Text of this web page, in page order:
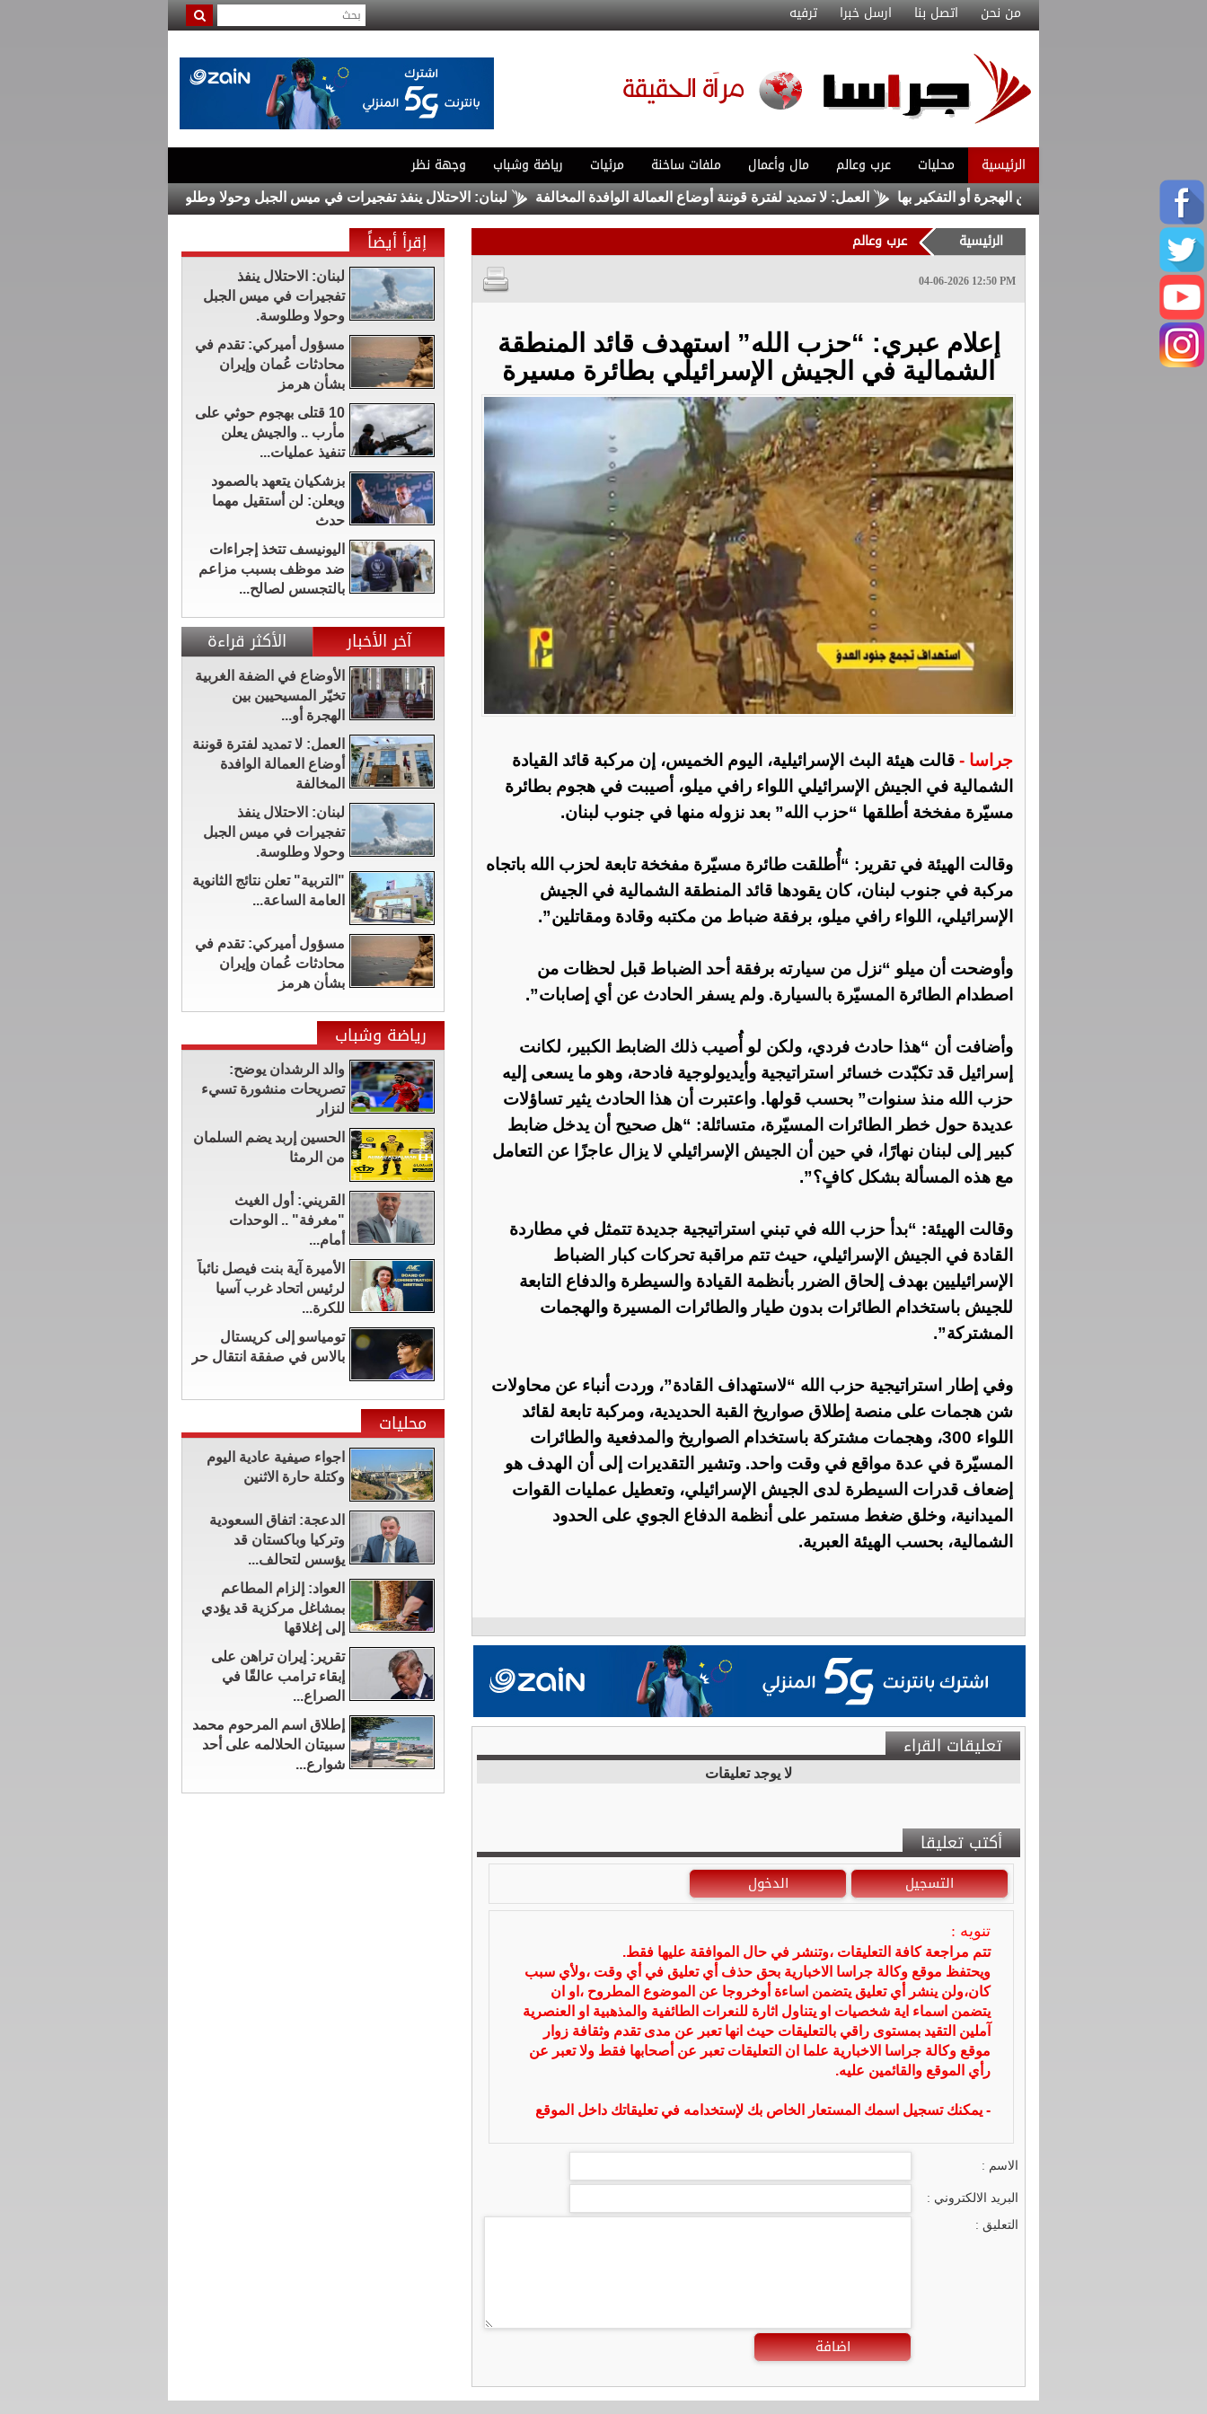
من نحن اتصل بنا ارسل خبرا ترفيه
الرئيسية محليات عرب وعالم مال وأعمال ملفات ساخنة مرئيات رياضة وشباب وجهة نظر
تخيّر المسيحيين بين الهجرة أو التفكير بها العمل: لا تمديد لفترة قوننة أوضاع العمالة الوافدة المخالفة لبنان: الاحتلال ينفذ تفجيرات في ميس الجبل وحولا وطلوسة. "التربية" تعلن نتائج الثانوية
الرئيسية عرب وعالم
04-06-2026 12:50 PM
إعلام عبري: “حزب الله” استهدف قائد المنطقة
الشمالية في الجيش الإسرائيلي بطائرة مسيرة
جراسا - قالت هيئة البث الإسرائيلية، اليوم الخميس، إن مركبة قائد القيادة
الشمالية في الجيش الإسرائيلي اللواء رافي ميلو، أصيبت في هجوم بطائرة
مسيّرة مفخخة أطلقها “حزب الله” بعد نزوله منها في جنوب لبنان.
وقالت الهيئة في تقرير: “أُطلقت طائرة مسيّرة مفخخة تابعة لحزب الله باتجاه
مركبة في جنوب لبنان، كان يقودها قائد المنطقة الشمالية في الجيش
الإسرائيلي، اللواء رافي ميلو، برفقة ضباط من مكتبه وقادة ومقاتلين”.
وأوضحت أن ميلو “نزل من سيارته برفقة أحد الضباط قبل لحظات من
اصطدام الطائرة المسيّرة بالسيارة. ولم يسفر الحادث عن أي إصابات”.
وأضافت أن “هذا حادث فردي، ولكن لو أُصيب ذلك الضابط الكبير، لكانت
إسرائيل قد تكبّدت خسائر استراتيجية وأيديولوجية فادحة، وهو ما يسعى إليه
حزب الله منذ سنوات” بحسب قولها. واعتبرت أن هذا الحادث يثير تساؤلات
عديدة حول خطر الطائرات المسيّرة، متسائلة: “هل صحيح أن يدخل ضابط
كبير إلى لبنان نهارًا، في حين أن الجيش الإسرائيلي لا يزال عاجزًا عن التعامل
مع هذه المسألة بشكل كافٍ؟”.
وقالت الهيئة: “بدأ حزب الله في تبني استراتيجية جديدة تتمثل في مطاردة
القادة في الجيش الإسرائيلي، حيث تتم مراقبة تحركات كبار الضباط
الإسرائيليين بهدف إلحاق الضرر بأنظمة القيادة والسيطرة والدفاع التابعة
للجيش باستخدام الطائرات بدون طيار والطائرات المسيرة والهجمات
المشتركة”.
وفي إطار استراتيجية حزب الله “لاستهداف القادة”، وردت أنباء عن محاولات
شن هجمات على منصة إطلاق صواريخ القبة الحديدية، ومركبة تابعة لقائد
اللواء 300، وهجمات مشتركة باستخدام الصواريخ والمدفعية والطائرات
المسيّرة في عدة مواقع في وقت واحد. وتشير التقديرات إلى أن الهدف هو
إضعاف قدرات السيطرة لدى الجيش الإسرائيلي، وتعطيل عمليات القوات
الميدانية، وخلق ضغط مستمر على أنظمة الدفاع الجوي على الحدود
الشمالية، بحسب الهيئة العبرية.
تعليقات القراء
لا يوجد تعليقات
أكتب تعليقا
التسجيل الدخول
تنويه :
تتم مراجعة كافة التعليقات ،وتنشر في حال الموافقة عليها فقط.
ويحتفظ موقع وكالة جراسا الاخبارية بحق حذف أي تعليق في أي وقت ،ولأي سبب
كان،ولن ينشر أي تعليق يتضمن اساءة أوخروجا عن الموضوع المطروح ،او ان
يتضمن اسماء اية شخصيات او يتناول اثارة للنعرات الطائفية والمذهبية او العنصرية
آملين التقيد بمستوى راقي بالتعليقات حيث انها تعبر عن مدى تقدم وثقافة زوار
موقع وكالة جراسا الاخبارية علما ان التعليقات تعبر عن أصحابها فقط ولا تعبر عن
رأي الموقع والقائمين عليه.
- يمكنك تسجيل اسمك المستعار الخاص بك لإستخدامه في تعليقاتك داخل الموقع
الاسم :
البريد الالكتروني :
التعليق :
اضافة
إقرأ أيضاً
لبنان: الاحتلال ينفذ
تفجيرات في ميس الجبل
وحولا وطلوسة.
مسؤول أميركي: تقدم في
محادثات عُمان وإيران
بشأن هرمز
10 قتلى بهجوم حوثي على
مأرب .. والجيش يعلن
تنفيذ عمليات...
بزشكيان يتعهد بالصمود
ويعلن: لن أستقيل مهما
حدث
اليونيسف تتخذ إجراءات
ضد موظف بسبب مزاعم
بالتجسس لصالح...
آخر الأخبار الأكثر قراءة
الأوضاع في الضفة الغربية
تخيّر المسيحيين بين
الهجرة أو...
العمل: لا تمديد لفترة قوننة
أوضاع العمالة الوافدة
المخالفة
لبنان: الاحتلال ينفذ
تفجيرات في ميس الجبل
وحولا وطلوسة.
"التربية" تعلن نتائج الثانوية
العامة الساعة...
مسؤول أميركي: تقدم في
محادثات عُمان وإيران
بشأن هرمز
رياضة وشباب
والد الرشدان يوضح:
تصريحات منشورة تسيء
لنزار
الحسين إربد يضم السلمان
من الرمثا
القريني: أول الغيث
"مغرفة" .. الوحدات
أمام...
الأميرة آية بنت فيصل نائباً
لرئيس اتحاد غرب آسيا
للكرة...
تومياسو إلى كريستال
بالاس في صفقة انتقال حر
محليات
اجواء صيفية عادية اليوم
وكتلة حارة الاثنين
الدعجة: اتفاق السعودية
وتركيا وباكستان قد
يؤسس لتحالف...
العواد: إلزام المطاعم
بمشاغل مركزية قد يؤدي
إلى إغلاقها
تقرير: إيران تراهن على
إبقاء ترامب عالقًا في
الصراع...
إطلاق اسم المرحوم محمد
سبيتان الحلالمه على أحد
شوارع...